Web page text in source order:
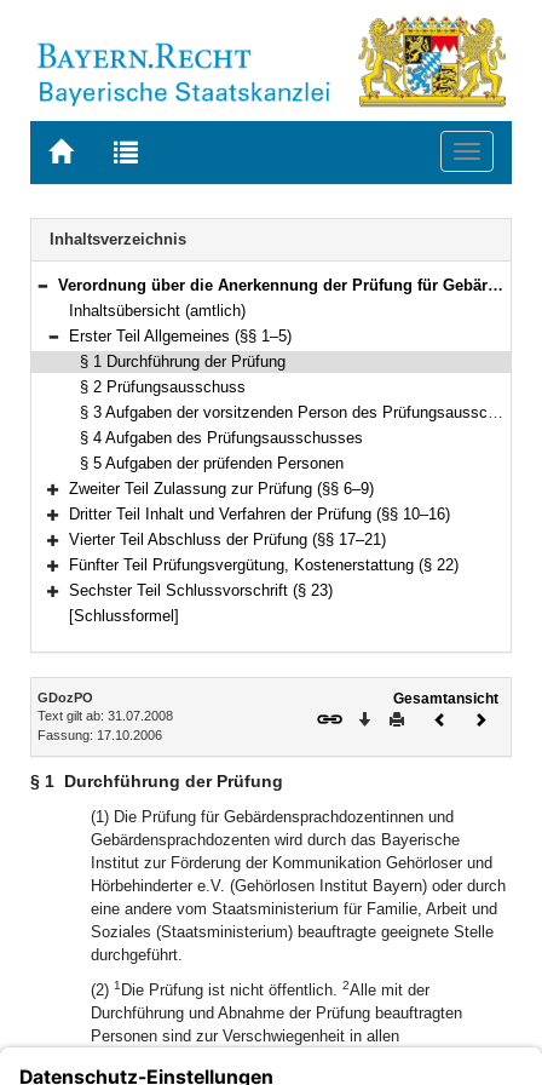
Zur
BAYERN.RECHT
Zur
letzten
Suche
Toggle
Navigation
Inhaltsverzeichnis
Bereich reduzieren
Verordnung über die Anerkennung der Prüfung für Gebärdensprachdozentinnen und Gebärdensprachdozenten (Gebärdensprachdozenten-Prüfungsordnung – GDozPO) Vom 17. Oktober 2006 (GVBl. S. 796) BayRS 805-9-5-A (§§ 1–23)
Inhaltsübersicht (amtlich)
Bereich reduzieren
Erster Teil Allgemeines (§§ 1–5)
§ 1 Durchführung der Prüfung
§ 2 Prüfungsausschuss
§ 3 Aufgaben der vorsitzenden Person des Prüfungsausschusses
§ 4 Aufgaben des Prüfungsausschusses
§ 5 Aufgaben der prüfenden Personen
Bereich erweitern
Zweiter Teil Zulassung zur Prüfung (§§ 6–9)
Bereich erweitern
Dritter Teil Inhalt und Verfahren der Prüfung (§§ 10–16)
Bereich erweitern
Vierter Teil Abschluss der Prüfung (§§ 17–21)
Bereich erweitern
Fünfter Teil Prüfungsvergütung, Kostenerstattung (§ 22)
Bereich erweitern
Sechster Teil Schlussvorschrift (§ 23)
[Schlussformel]
Inhalt
GDozPO
Text gilt ab: 31.07.2008
Fassung: 17.10.2006
Gesamtansicht
Download
DruckenVorheriges
§ 1 Durchführung der Prüfung
(1) Die Prüfung für Gebärdensprachdozentinnen und
Gebärdensprachdozenten wird durch das Bayerische
Institut zur Förderung der Kommunikation Gehörloser und
Hörbehinderter e.V. (Gehörlosen Institut Bayern) oder durch
eine andere vom Staatsministerium für Familie, Arbeit und
Soziales (Staatsministerium) beauftragte geeignete Stelle
durchgeführt.
(2) 1 Die Prüfung ist nicht öffentlich. 2Alle mit der
Durchführung und Abnahme der Prüfung beauftragten
Personen sind zur Verschwiegenheit in allen